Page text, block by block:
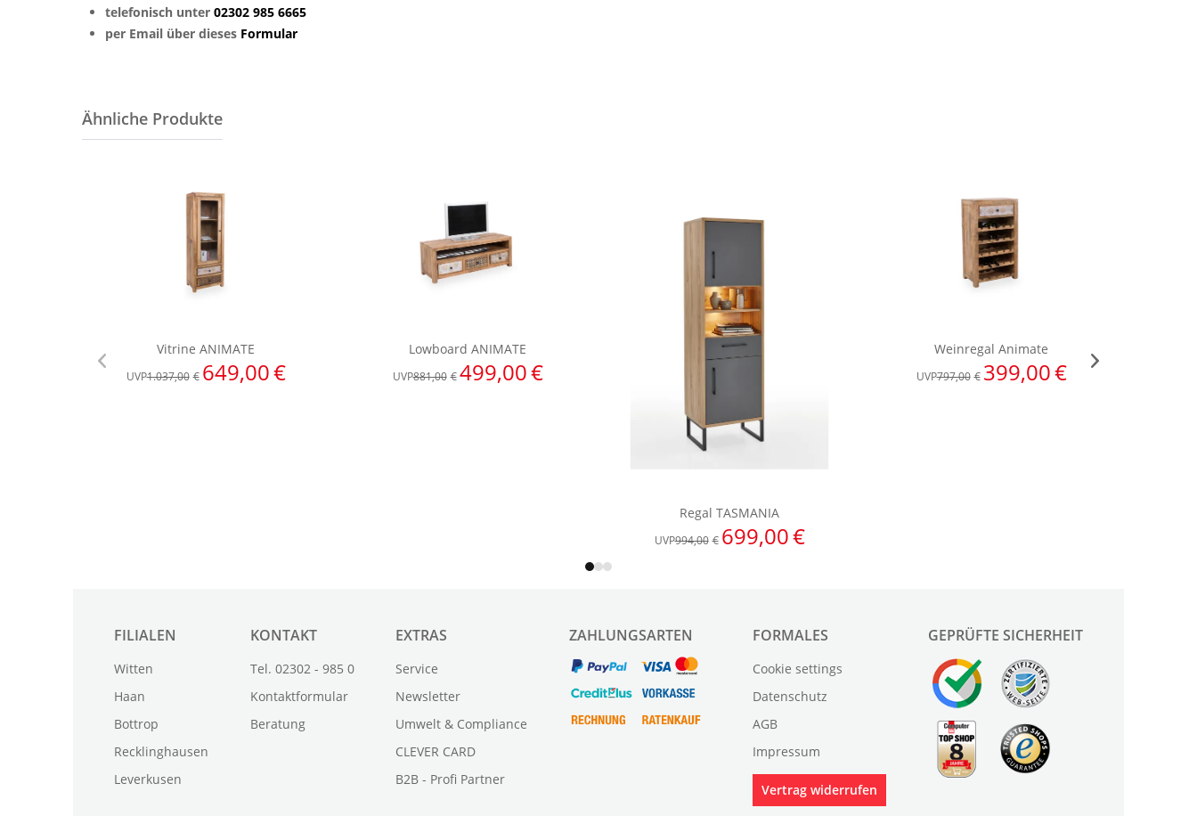
telefonisch unter 02302 985 6665
per Email über dieses Formular
FILIALEN
Witten
Haan
Bottrop
Recklinghausen
Leverkusen
KONTAKT
Tel. 02302 - 985 0
Kontaktformular
Beratung
EXTRAS
Service
Newsletter
Umwelt & Compliance
CLEVER CARD
B2B - Profi Partner
ZAHLUNGSARTEN FORMALES
Cookie settings
Datenschutz
AGB
Impressum
Vertrag widerrufen
GEPRÜFTE SICHERHEIT